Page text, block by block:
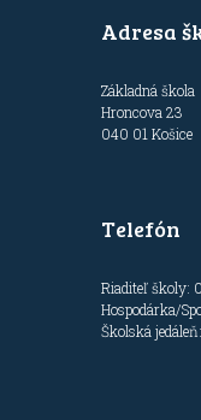
Adresa
Základná škola
Hroncova 23
040 01 Košice
Telefón
Riaditeľ školy:
Hospodárka/
Školská